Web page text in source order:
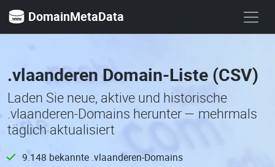
DomainMetaData
.vlaanderen Domain-Liste (CSV)
Laden Sie neue, aktive und historische
.vlaanderen-Domains herunter — mehrmals
täglich aktualisiert
9.148 bekannte .vlaanderen-Domains